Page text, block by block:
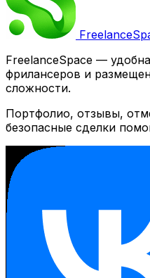
Freelance
FreelanceSpace —
фрилансеров и
сложности.
Портфолио, отзывы,
безопасные сделки